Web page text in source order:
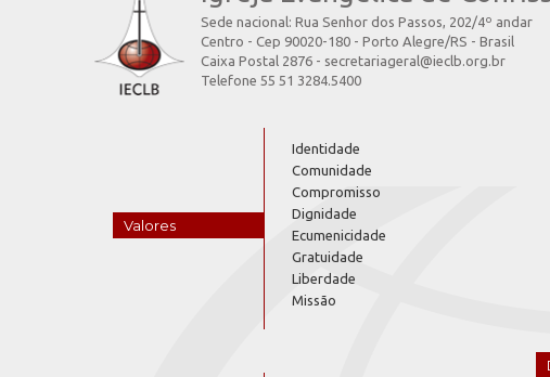
Sede nacional: Rua Senhor dos Passos, 202/4º andar
Centro - Cep 90020-180 - Porto Alegre/RS - Brasil
Caixa Postal 2876 - secretariageral@ieclb.org.br
Telefone 55 51 3284.5400
Valores
Identidade
Comunidade
Compromisso
Dignidade
Ecumenicidade
Gratuidade
Liberdade
Missão